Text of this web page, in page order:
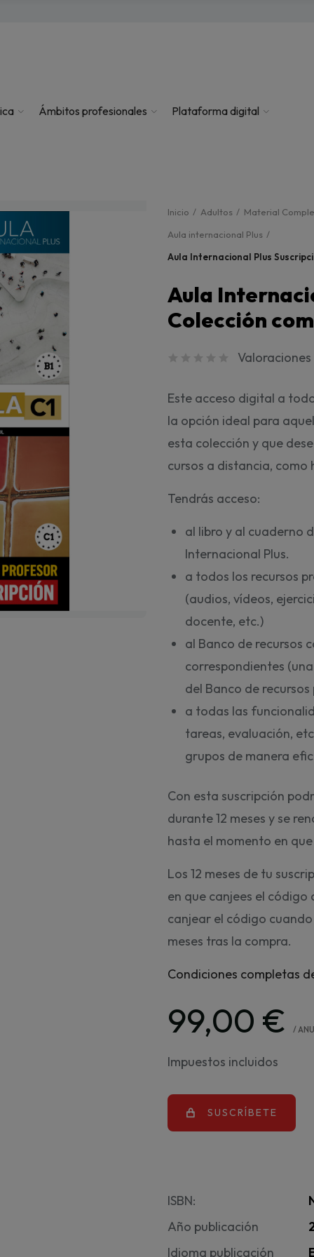
Ámbitos profesionales Plataforma digital
Inicio Adultos
Material
Aula internacional Plus
Aula Internacional Plus
Aula
Colección
Valoraciones
Este acceso digital a
la opción ideal para
esta colección y que
cursos a distancia, como
Tendrás acceso:
al libro y al cuaderno
Internacional Plus.
a todos los recursos
(audios, vídeos,
docente, etc.)
al Banco de recursos
correspondientes
del Banco de
a todas las
tareas, evaluación,
grupos de manera
Con esta suscripción
durante 12 meses y se
hasta el momento en
Los 12 meses de tu
en que canjees el
canjear el código
meses tras la compra.
Condiciones completas
99,00 € /
Impuestos incluidos
SUSCRÍBETE
ISBN:
Año publicación
Idioma publicación